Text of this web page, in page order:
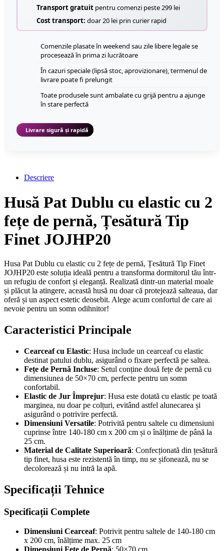
Transport gratuit pentru comenzi peste 299 lei
Cost transport: doar 20 lei prin curier rapid
Comenzile plasate în weekend sau zile libere legale se
procesează în prima zi lucrătoare
În cazuri speciale (lipsă stoc, aprovizionare), termenul de
livrare poate fi prelungit
Toate produsele sunt ambalate cu grijă pentru a ajunge
în stare perfectă
Livrare sigură și rapidă
Descriere
Husă Pat Dublu cu elastic cu 2
fețe de pernă, Țesătură Tip
Finet JOJHP20
Husa Pat Dublu cu elastic cu 2 fețe de pernă, Țesătură Tip Finet
JOJHP20 este soluția ideală pentru a transforma dormitorul tău într-
un refugiu de confort și eleganță. Realizată dintr-un material moale
și plăcut la atingere, această husă nu doar că protejează salteaua, dar
oferă și un aspect estetic deosebit. Alege acum confortul de care ai
nevoie pentru un somn odihnitor!
Caracteristici Principale
Cearceaf cu Elastic: Husa include un cearceaf cu elastic
destinat patului dublu, asigurând o fixare perfectă pe saltea.
Fețe de Pernă Incluse: Setul conține două fețe de pernă cu
dimensiunea de 50×70 cm, perfecte pentru un somn
confortabil.
Elastic de Jur Împrejur: Husa este dotată cu elastic pe toată
marginea, nu doar pe colțuri, evitând astfel alunecarea și
asigurând o potrivire perfectă.
Dimensiuni Versatile: Potrivită pentru saltele cu dimensiuni
cuprinse între 140-180 cm x 200 cm și o înălțime de până la
25 cm.
Material de Calitate Superioară: Confecționată din țesătură
tip finet, husa este rezistentă în timp, nu se șifonează, nu se
decolorează și nu intră la apă.
Specificații Tehnice
Specificații Complete
Dimensiuni Cearceaf: Potrivit pentru saltele de 140-180 cm
x 200 cm, înălțime max. 25 cm
Dimensiuni Fețe de Pernă: 50×70 cm